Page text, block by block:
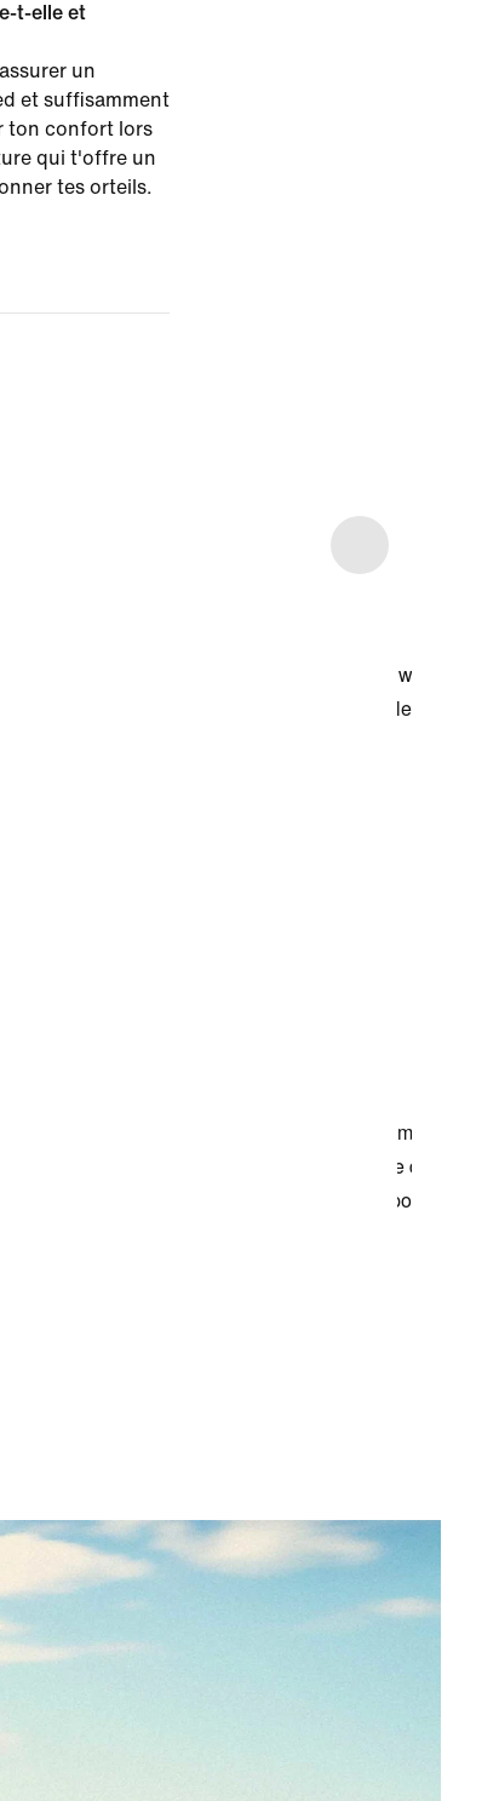
t-elle et
un
et suffisamment
ton confort lors
qui t'offre un
tes orteils.